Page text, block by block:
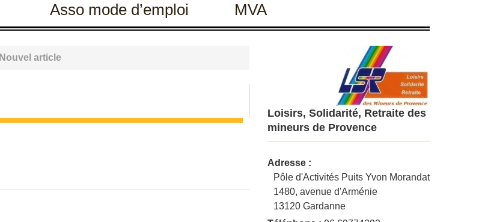
Asso mode d’emploi MVA
Nouvel article
Loisirs, Solidarité, Retraite des
mineurs de Provence
Adresse :
Pôle d'Activités Puits Yvon Morandat
1480, avenue d'Arménie
13120 Gardanne